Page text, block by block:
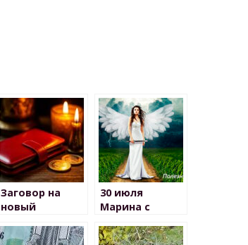
Заговор на
новый
привлечения
30 июля
Марина с